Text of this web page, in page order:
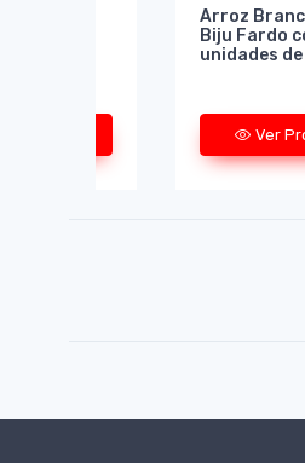
Arroz
Biju Fardo
unidades de
Ver